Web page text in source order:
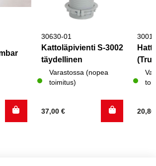
30630-01
Kattoläpivienti S-3002
täydellinen
Varastossa (nopea
toimitus)
37,00 €